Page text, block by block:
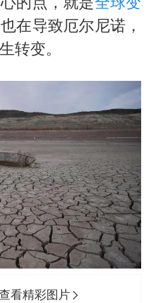
在导致厄尔尼诺，
转变。
看精彩图片